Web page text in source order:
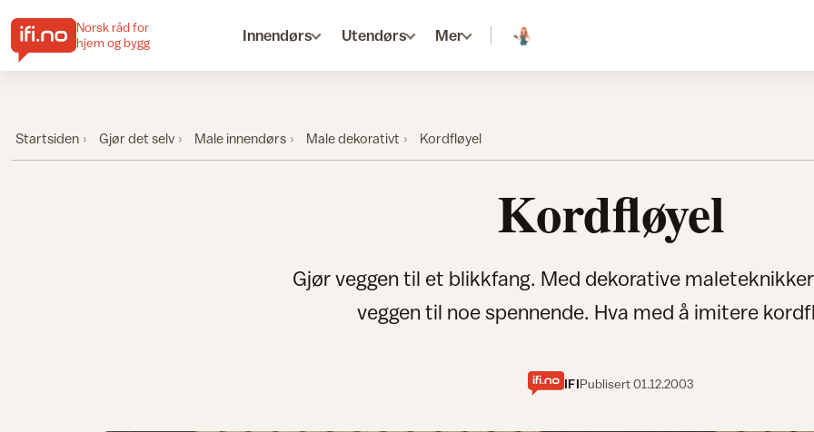
Norsk råd for
hjem og bygg
Innendørs Utendørs Mer
Startsiden Gjør det selv Male innendørs Male dekorativt Kordfløyel
Kordfløyel
Gjør veggen til et blikkfang. Med dekorative
veggen til noe spennende. Hva med å imitere
IFIPublisert01.12.2003